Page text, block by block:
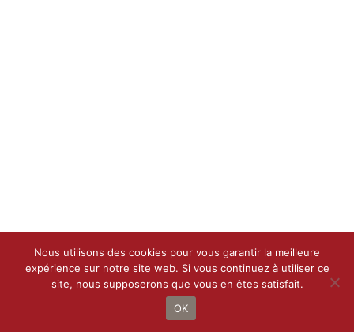
Droit d’auteur 2021 - 2022 |Le Petit BottindeCALIF| Tous droits
réservés
Nous utilisons des cookies pour vous garantir la meilleure
expérience sur notre site web. Si vous continuez à utiliser ce
site, nous supposerons que vous en êtes satisfait.
OK